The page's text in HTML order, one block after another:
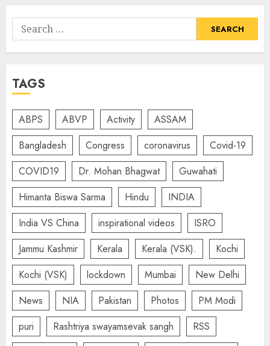
Search
for:
TAGS
ABPS ABVP Activity
ASSAM
Bangladesh
Congress coronavirus
Covid-19
COVID19
Dr. Mohan Bhagwat
Guwahati
Himanta Biswa Sarma
Hindu
INDIA
India VS China
inspirational videos
ISRO
Jammu Kashmir
Kerala Kerala (VSK).
Kochi
Kochi (VSK)
lockdown Mumbai
New Delhi
News
NIA Pakistan Photos
PM Modi
puri
Rashtriya swayamsevak sangh
RSS